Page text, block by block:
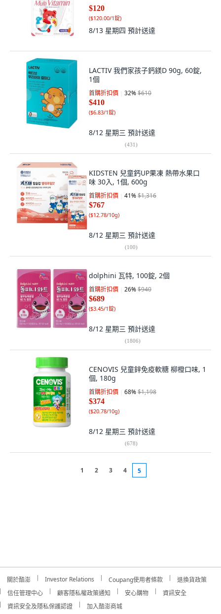
$120
($120.00/1錠)
8/13 星期四 預計送達
LACTIV 我們家孩子鈣鎂D 90g, 60錠,
1個
首購折扣價 32%$610
$410
($6.83/1錠)
8/12 星期三 預計送達
(431)
KIDSTEN 兒童鈣UP果凍 熱帶水果口
味 30入, 1個, 600g
首購折扣價 41%$1,316
$767
($12.78/10g)
8/12 星期三 預計送達
(100)
dolphini 瓦特, 100錠, 2個
首購折扣價 26%$940
$689
($3.45/1錠)
8/12 星期三 預計送達
(1806)
CENOVIS 兒童鋅免疫軟糖 柳橙口味, 1
個, 180g
首購折扣價 68%$1,198
$374
($20.78/10g)
8/12 星期三 預計送達
(678)
1 2 3 4 5
關於酷澎 Investor Relations Coupang使用者條款
退換貨政策
信任管理中心
顧客隱私權政策通知 安心購物
資訊安全
資訊安全及隱私保護認證
加入酷澎商城